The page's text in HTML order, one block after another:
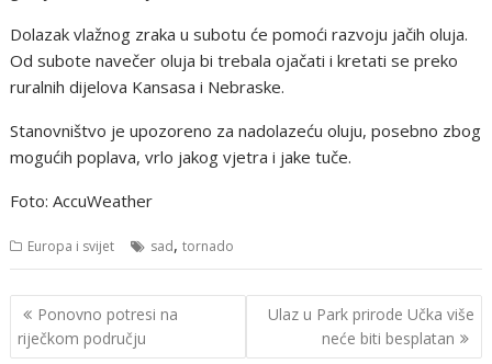
Dolazak vlažnog zraka u subotu će pomoći razvoju jačih oluja.
Od subote navečer oluja bi trebala ojačati i kretati se preko
ruralnih dijelova Kansasa i Nebraske.
Stanovništvo je upozoreno za nadolazeću oluju, posebno zbog
mogućih poplava, vrlo jakog vjetra i jake tuče.
Foto: AccuWeather
Europa i svijet sad,tornado
Navigacija
objava
Ponovno potresi na
riječkom području
Ulaz u Park prirode Učka više
neće biti besplatan